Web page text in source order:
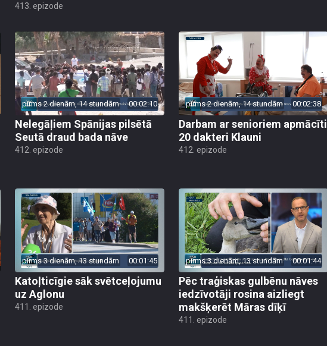
413. epizode
pirms 2 dienām, 14 stundām 00:02:10
Nelegāļiem Spānijas pilsētā
Seutā draud bada nāve
412. epizode
pirms 2 dienām, 14 stundām 00:02:38
Darbam ar senioriem apmācīti
20 dakteri Klauni
412. epizode
pirms 3 dienām, 13 stundām 00:01:45
Katoļticīgie sāk svētceļojumu
uz Aglonu
411. epizode
pirms 3 dienām, 13 stundām 00:01:44
Pēc traģiskas gulbēnu nāves
iedzīvotāji rosina aizliegt
makšķerēt Māras dīķī
411. epizode